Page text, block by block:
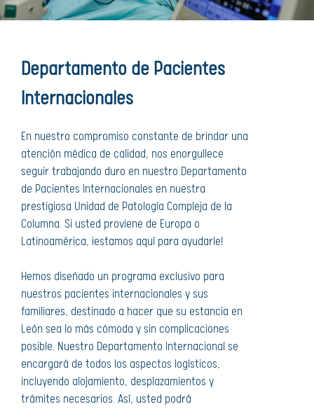
Departamento de Pacientes
Internacionales
En nuestro compromiso constante de brindar una
atención médica de calidad, nos enorgullece
seguir trabajando duro en nuestro Departamento
de Pacientes Internacionales en nuestra
prestigiosa Unidad de Patología Compleja de la
Columna. Si usted proviene de Europa o
Latinoamérica, ¡estamos aquí para ayudarle!
Hemos diseñado un programa exclusivo para
nuestros pacientes internacionales y sus
familiares, destinado a hacer que su estancia en
León sea lo más cómoda y sin complicaciones
posible. Nuestro Departamento Internacional se
encargará de todos los aspectos logísticos,
incluyendo alojamiento, desplazamientos y
trámites necesarios. Así, usted podrá